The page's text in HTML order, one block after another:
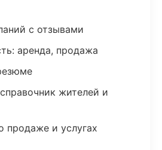
с отзывами
аренда, продажа
жителей и
продаже и услугах